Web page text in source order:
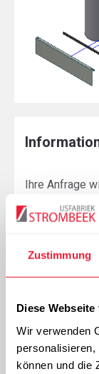
Zustimmung
Diese
Wir verwenden
können und die
Ihre Anfrage
weitergeleitet!
Ihr Vorname:
Ihr Name: